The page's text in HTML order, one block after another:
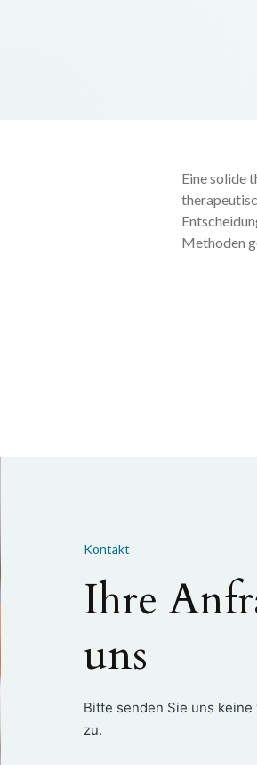
Eine solide
Methoden
Kontakt
Ihre
uns
Bitte senden Sie uns
zu.